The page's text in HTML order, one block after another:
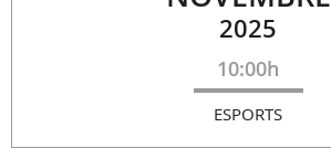
2025
10:00h
ESPORTS